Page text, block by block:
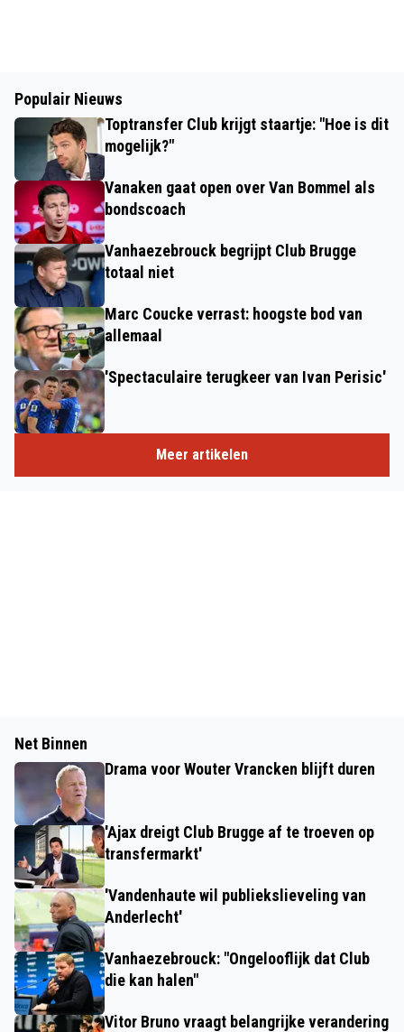
Populair Nieuws
Toptransfer Club krijgt staartje: "Hoe is dit
mogelijk?"
Vanaken gaat open over Van Bommel als
bondscoach
Vanhaezebrouck begrijpt Club Brugge
totaal niet
Marc Coucke verrast: hoogste bod van
allemaal
'Spectaculaire terugkeer van Ivan Perisic'
Meer artikelen
Net Binnen
Drama voor Wouter Vrancken blijft duren
'Ajax dreigt Club Brugge af te troeven op
transfermarkt'
'Vandenhaute wil publiekslieveling van
Anderlecht'
Vanhaezebrouck: "Ongelooflijk dat Club
die kan halen"
Vitor Bruno vraagt belangrijke verandering